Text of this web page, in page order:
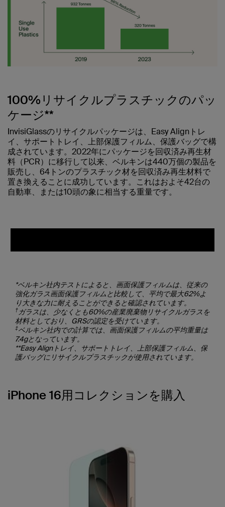
100%リサイクルプラスチックのパッ
ケージ**
InvisiGlassのリサイクルパッケージは、Easy Alignトレ
イ、サポートトレイ、上部保護フィルム、保護バッグで構
成されています。2022年にパッケージを回収済み再生材
料（PCR）に移行して以来、ベルキンは440万個の製品を
販売し、64トンのプラスチック材を回収済み再生材料で
置き換えることに成功しています。これはおよそ42台の
自動車、または10頭の象に相当する重量です。
*ベルキン社内テストによると、画面保護フィルムは、従来の
強化ガラス画面保護フィルムと比較して、平均で最大62%よ
り大きな力に耐えることができると確認されています。
† ガラスは、少なくとも60%の産業廃棄物リサイクルガラスを
材料としており、GRSの認定を受けています。
‡ベルキン社内での計算では、画面保護フィルムの平均重量は
7.4gとなっています。
**Easy Alignトレイ、サポートトレイ、上部保護フィルム、保
護バッグにリサイクルプラスチックが使用されています。
iPhone 16用コレクションを購入